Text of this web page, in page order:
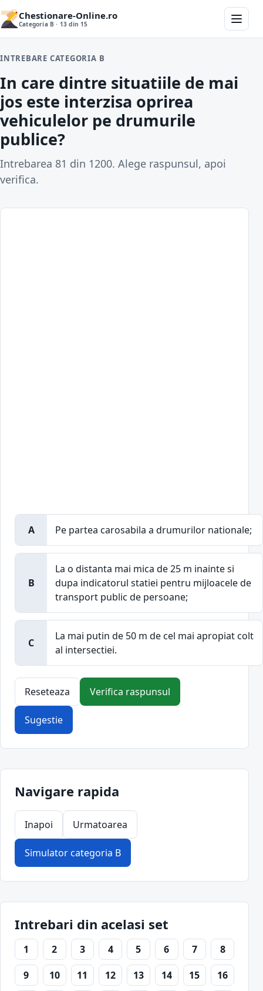
Chestionare-Online.ro
Categoria B · 13 din 15
INTREBARE CATEGORIA B
In care dintre situatiile de mai
jos este interzisa oprirea
vehiculelor pe drumurile
publice?
Intrebarea 81 din 1200. Alege raspunsul, apoi
verifica.
A Pe partea carosabila a drumurilor nationale;
B
La o distanta mai mica de 25 m inainte si
dupa indicatorul statiei pentru mijloacele de
transport public de persoane;
C
La mai putin de 50 m de cel mai apropiat colt
al intersectiei.
Reseteaza Verifica raspunsul
Sugestie
Navigare rapida
Inapoi Urmatoarea
Simulator categoria B
Intrebari din acelasi set
1 2 3 4 5 6 7
8
9
10 11 12 13 14 15
16